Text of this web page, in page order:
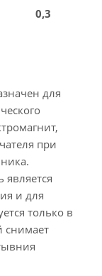
0,3
для
при
и для
только в
снимает